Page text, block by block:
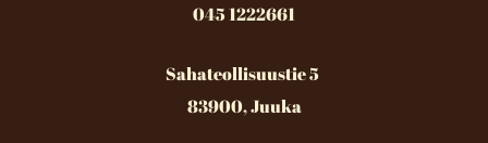
045 1222661
Sahateollisuustie 5
83900, Juuka